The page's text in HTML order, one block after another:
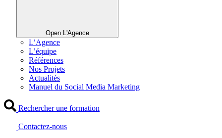
Open L'Agence
L’Agence
L’équipe
Références
Nos Projets
Actualités
Manuel du Social Media Marketing
Rechercher une formation
Contactez-nous